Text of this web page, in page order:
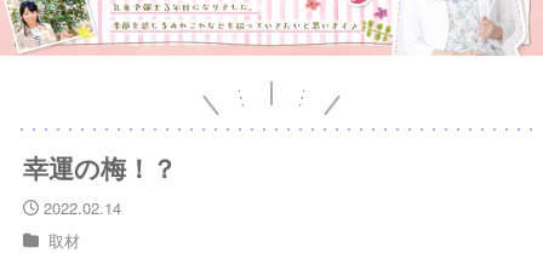
幸運の梅！？
2022.02.14
取材